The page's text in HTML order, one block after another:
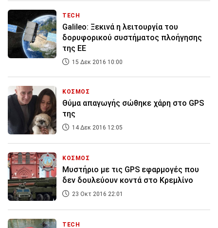
TECH
Galileo: Ξεκινά η λειτουργία του
δορυφορικού συστήματος πλοήγησης
της ΕΕ
15 Δεκ 2016 10:00
ΚΟΣΜΟΣ
Θύμα απαγωγής σώθηκε χάρη στο GPS
της
14 Δεκ 2016 12:05
ΚΟΣΜΟΣ
Μυστήριο με τις GPS εφαρμογές που
δεν δουλεύουν κοντά στο Κρεμλίνο
23 Οκτ 2016 22:01
TECH